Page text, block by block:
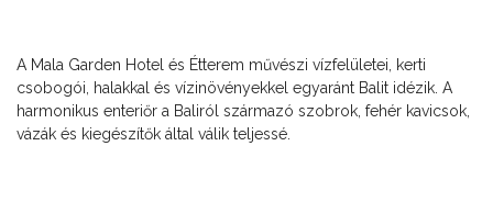
A Mala Garden Hotel és Étterem művészi vízfelületei, kerti
csobogói, halakkal és vízinövényekkel egyaránt Balit idézik. A
harmonikus enteriőr a Baliról származó szobrok, fehér kavicsok,
vázák és kiegészítők által válik teljessé.